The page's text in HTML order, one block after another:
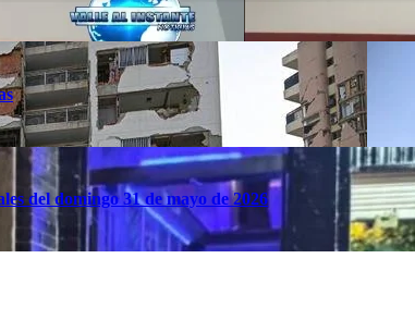
del domingo 31 de mayo de 2026